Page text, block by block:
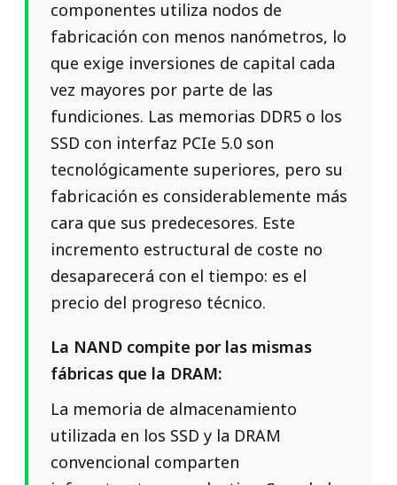
componentes utiliza nodos de
fabricación con menos nanómetros, lo
que exige inversiones de capital cada
vez mayores por parte de las
fundiciones. Las memorias DDR5 o los
SSD con interfaz PCIe 5.0 son
tecnológicamente superiores, pero su
fabricación es considerablemente más
cara que sus predecesores. Este
incremento estructural de coste no
desaparecerá con el tiempo: es el
precio del progreso técnico.
La NAND compite por las mismas
fábricas que la DRAM:
La memoria de almacenamiento
utilizada en los SSD y la DRAM
convencional comparten